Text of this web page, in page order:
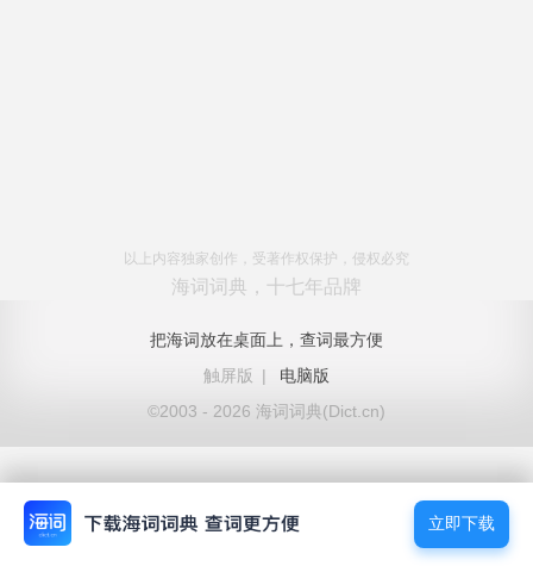
以上内容独家创作，受著作权保护，侵权必究
海词词典，十七年品牌
把海词放在桌面上，查词最方便
触屏版
|
电脑版
©2003 - 2026 海词词典(Dict.cn)
立即下载
立即下载